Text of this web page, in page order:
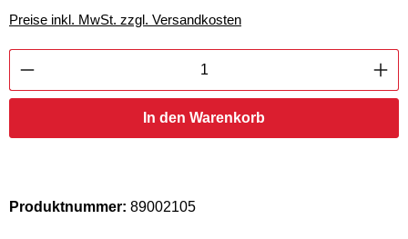
Preise inkl. MwSt. zzgl. Versandkosten
Produkt Anzahl: Gib den gewünschten
In den Warenkorb
Produktnummer: 89002105